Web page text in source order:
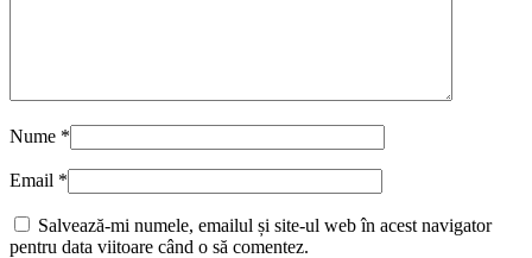
Nume *
Email *
Salvează-mi numele, emailul și site-ul web în acest navigator
pentru data viitoare când o să comentez.